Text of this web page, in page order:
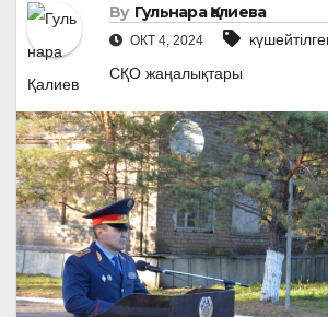
By Гульнара Қалиева
ОКТ 4, 2024
СҚО жаңалықтары